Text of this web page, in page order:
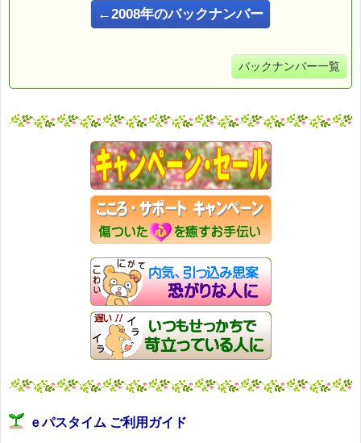
∞∞∞∞∞∞∞∞∞∞∞∞∞∞∞∞∞∞∞∞∞∞∞∞∞∞∞∞∞∞∞∞∞
このメールはｅパスタイムをご利用（ご注文、お問い合わせ、プ
割引クーポン券のプレゼントや、耳より情報をいち早くお届け致
します！
このメールマガジンのバックナンバーはこちらです
→https://pass-thyme.com/special/maga_back.asp
購読解除はこちらからできます
→https://pass-thyme.com/special/mailmaga.asp
バッチフラワー レメディに出会えて良かった！！
と実感していただくのが私のねがいです。
───────────────────────────────
バッチフラワーレメディ専門店＜ｅパスタイム＞
発行責任者：店長 千葉るみこ
*****@pass-thyme.com
https://pass-thyme.com/
バックナンバー一覧
←2008年のバックナンバー
バックナンバー一覧
ｅパスタイム ご利用ガイド